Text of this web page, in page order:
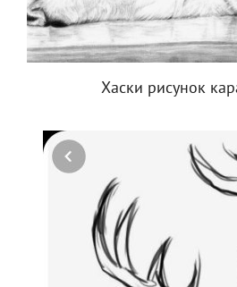
Хаски рисунок